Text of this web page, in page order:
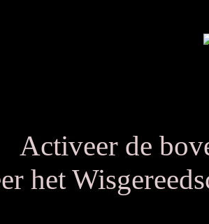
Activeer de
het